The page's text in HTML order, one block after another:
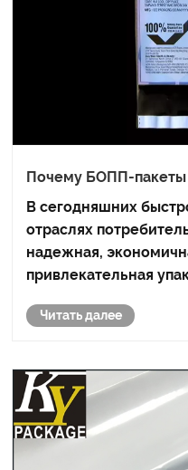
Почему БОПП-
решений?
В сегодняшних
отраслях
надежная,
привлекательная
пакет выделяется
почему этот упако......
Читать далее